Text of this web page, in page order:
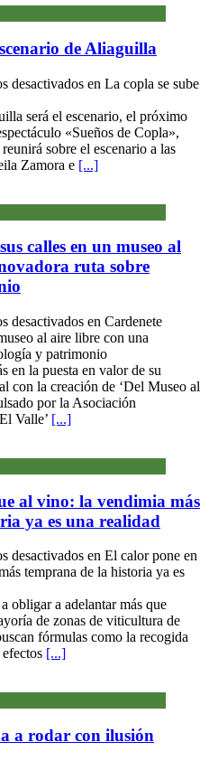
de Aliaguilla
desactivados en La copla se sube
será el escenario, el próximo
«Sueños de Copla»,
sobre el escenario a las
Zamora e [...]
calles en un museo al
ruta sobre
desactivados en Cardenete
al aire libre con una
y patrimonio
en la puesta en valor de su
con la creación de ‘Del Museo al
por la Asociación
Valle’ [...]
al vino: la vendimia más
ya es una realidad
desactivados en El calor pone en
temprana de la historia ya es
obligar a adelantar más que
de zonas de viticultura de
fórmulas como la recogida
[...]
a rodar con ilusión